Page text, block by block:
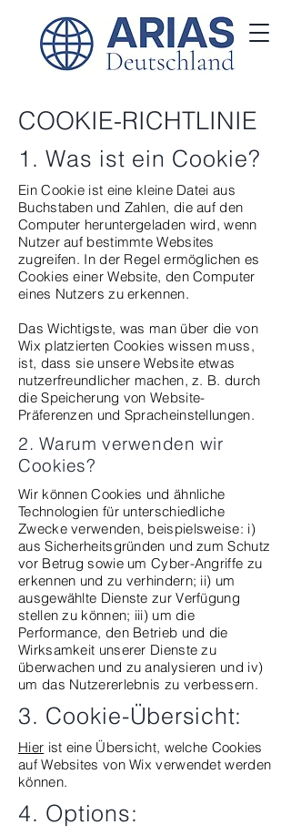
COOKIE-RICHTLINIE
1. Was ist ein Cookie?
Ein Cookie ist eine kleine Datei aus
Buchstaben und Zahlen, die auf den
Computer heruntergeladen wird, wenn
Nutzer auf bestimmte Websites
zugreifen. In der Regel ermöglichen es
Cookies einer Website, den Computer
eines Nutzers zu erkennen.
Das Wichtigste, was man über die von
Wix platzierten Cookies wissen muss,
ist, dass sie unsere Website etwas
nutzerfreundlicher machen, z. B. durch
die Speicherung von Website-
Präferenzen und Spracheinstellungen.
2. Warum verwenden wir
Cookies?
Wir können Cookies und ähnliche
Technologien für unterschiedliche
Zwecke verwenden, beispielsweise: i)
aus Sicherheitsgründen und zum Schutz
vor Betrug sowie um Cyber-Angriffe zu
erkennen und zu verhindern; ii) um
ausgewählte Dienste zur Verfügung
stellen zu können; iii) um die
Performance, den Betrieb und die
Wirksamkeit unserer Dienste zu
überwachen und zu analysieren und iv)
um das Nutzererlebnis zu verbessern.
3. Cookie-Übersicht:
Hier ist eine Übersicht, welche Cookies
auf Websites von Wix verwendet werden
können.
4. Options: